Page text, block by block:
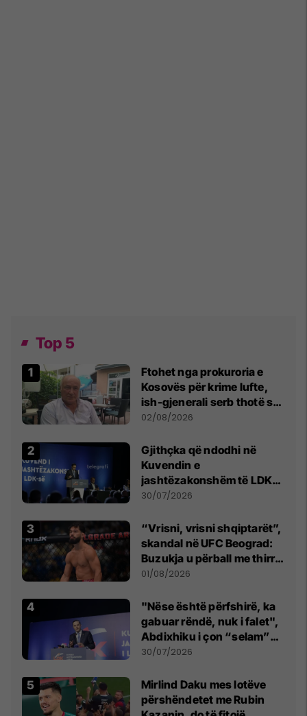
Top 5
Ftohet nga prokuroria e
Kosovës për krime lufte,
ish-gjenerali serb thotë se
dikush e tradhtoi në
02/08/2026
Gjithçka që ndodhi në
Kuvendin e
jashtëzakonshëm të LDK-
së
30/07/2026
“Vrisni, vrisni shqiptarët”,
skandal në UFC Beograd:
Buzukja u përball me thirrje
anti-shqiptare nga
01/08/2026
"Nëse është përfshirë, ka
gabuar rëndë, nuk i falet",
Abdixhiku i çon “selam”
Përparim Ramës
30/07/2026
Mirlind Daku mes lotëve
përshëndetet me Rubin